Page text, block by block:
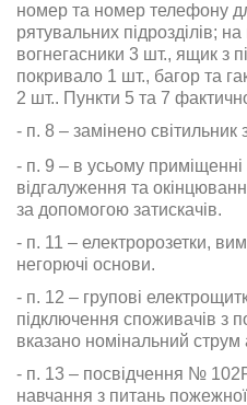
номер та номер телефону
рятувальних підрозділів;
вогнегасники 3 шт., ящик з
покривало 1 шт., багор та
2 шт.. Пункти 5 та 7
- п. 8 – замінено світильник
- п. 9 – в усьому приміщенні
відгалуження та
за допомогою затискачів.
- п. 11 – електророзетки,
негорючі основи.
- п. 12 – групові
підключення споживачів з
вказано номінальний струм
- п. 13 – посвідчення №
навчання з питань